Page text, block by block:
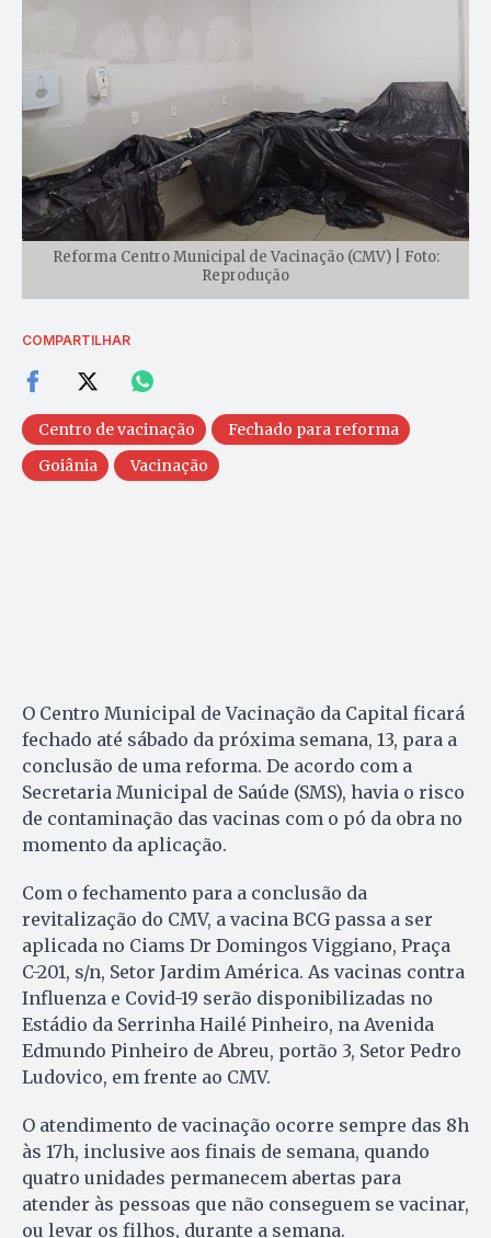
Reforma Centro Municipal de Vacinação (CMV) | Foto:
Reprodução
COMPARTILHAR
Centro de vacinação
Fechado para reforma
Goiânia
Vacinação
O Centro Municipal de Vacinação da Capital ficará
fechado até sábado da próxima semana, 13, para a
conclusão de uma reforma. De acordo com a
Secretaria Municipal de Saúde (SMS), havia o risco
de contaminação das vacinas com o pó da obra no
momento da aplicação.
Com o fechamento para a conclusão da
revitalização do CMV, a vacina BCG passa a ser
aplicada no Ciams Dr Domingos Viggiano, Praça
C-201, s/n, Setor Jardim América. As vacinas contra
Influenza e Covid-19 serão disponibilizadas no
Estádio da Serrinha Hailé Pinheiro, na Avenida
Edmundo Pinheiro de Abreu, portão 3, Setor Pedro
Ludovico, em frente ao CMV.
O atendimento de vacinação ocorre sempre das 8h
às 17h, inclusive aos finais de semana, quando
quatro unidades permanecem abertas para
atender às pessoas que não conseguem se vacinar,
ou levar os filhos, durante a semana.